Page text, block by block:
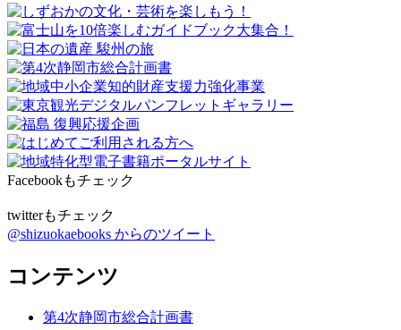
Facebookもチェック
twitterもチェック
@shizuokaebooks からのツイート
コンテンツ
第4次静岡市総合計画書